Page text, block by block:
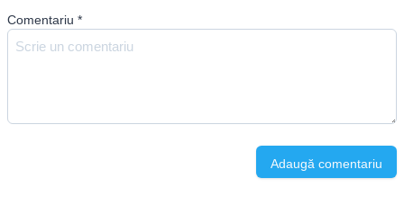
Comentariu *
Adaugă comentariu